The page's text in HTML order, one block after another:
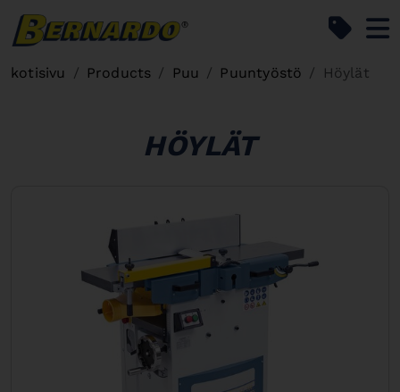
kotisivu Products Puu Puuntyöstö Höylät
HÖYLÄT